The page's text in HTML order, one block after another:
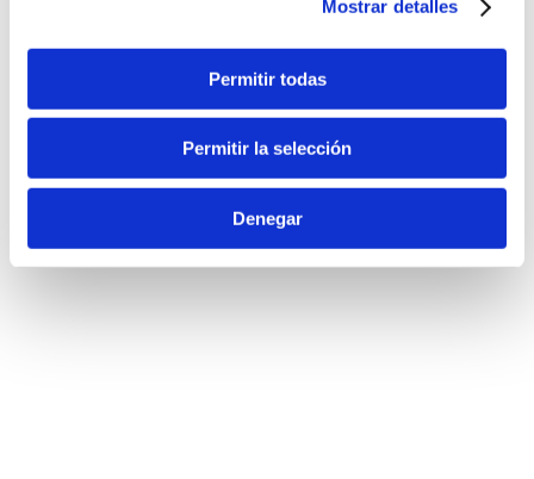
Mostrar detalles
Permitir todas
Permitir la selección
Denegar